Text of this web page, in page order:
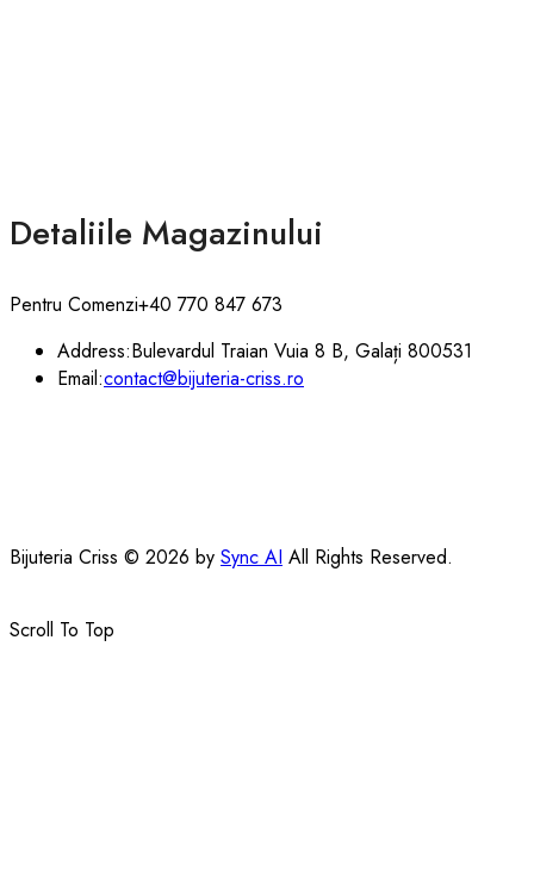
Detaliile Magazinului
Pentru Comenzi+40 770 847 673
Address:Bulevardul Traian Vuia 8 B, Galați 800531
Email:contact@bijuteria-criss.ro
Bijuteria Criss © 2026 by Sync AI All Rights Reserved.
Scroll To Top